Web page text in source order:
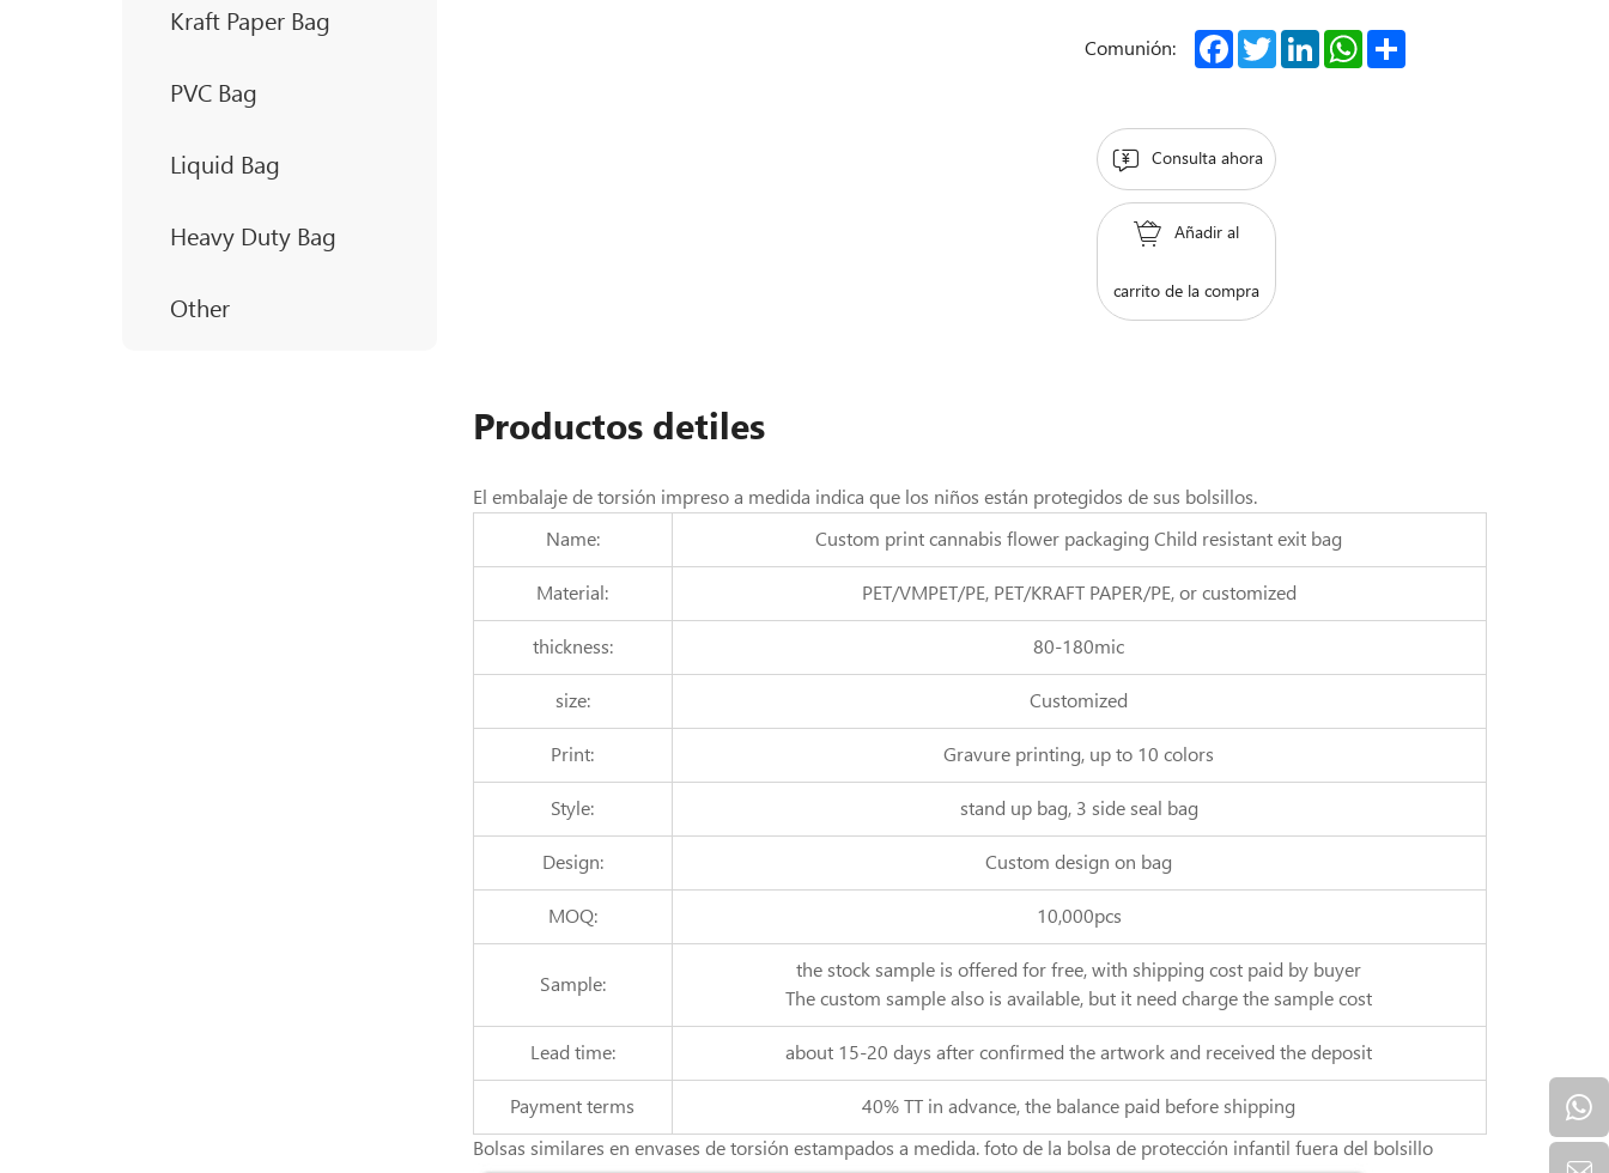
Kraft Paper Bag
PVC Bag
Liquid Bag
Heavy Duty Bag
Other
Comunión: FacebookTwitterLinkedInWhatsApp
Consulta ahora
Añadir al
carrito de la compra
Productos detiles
El embalaje de torsión impreso a medida indica que los niños están protegidos de sus bolsillos.
Name:
Custom print cannabis flower packaging Child resistant exit bag
Material: PET/VMPET/PE, PET/KRAFT PAPER/PE, or customized
thickness: 80-180mic
size: Customized
Print: Gravure printing, up to 10 colors
Style: stand up bag, 3 side seal bag
Design: Custom design on bag
MOQ: 10,000pcs
Sample:
the stock sample is offered for free, with shipping cost paid by buyer
The custom sample also is available, but it need charge the sample cost
Lead time: about 15-20 days after confirmed the artwork and received the deposit
Payment terms
40% TT in advance, the balance paid before shipping
Bolsas similares en envases de torsión estampados a medida. foto de la bolsa de protección infantil fuera del bolsillo